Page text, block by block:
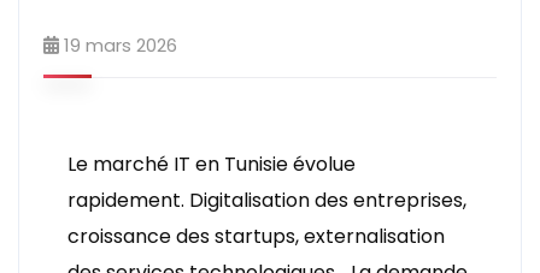
19 mars 2026
Le marché IT en Tunisie évolue
rapidement. Digitalisation des entreprises,
croissance des startups, externalisation